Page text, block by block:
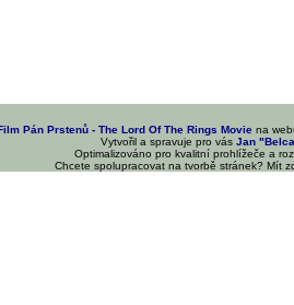
Pán Prstenů - The Lord Of The Rings Movie na
Vytvořil a spravuje pro vásJan
Optimalizováno pro kvalitní prohlížeče a
Chcete spolupracovat na tvorbě stránek? Mít